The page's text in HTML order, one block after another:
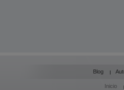
Blog
Inicio